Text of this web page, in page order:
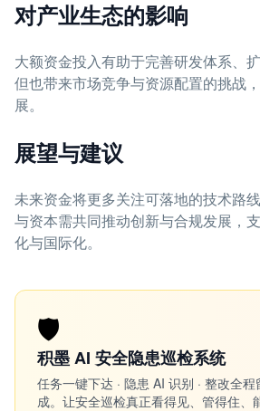
对产业生态的影响
大额资金投入有助于完善研发体系、
但也带来市场竞争与资源配置的挑战
展。
展望与建议
未来资金将更多关注可落地的技术路
与资本需共同推动创新与合规发展，
化与国际化。
🛡️
积墨 AI 安全隐患巡检系统
任务一键下达 · 隐患 AI 识别 · 整改全程
成。让安全巡检真正看得见、管得住、